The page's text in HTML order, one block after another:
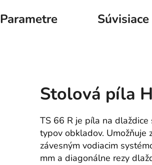
Parametre
Stolová píla
TS 66 R je píla na dlaždice
typov obkladov. Umožňuje
závesným vodiacim
mm a diagonálne rezy